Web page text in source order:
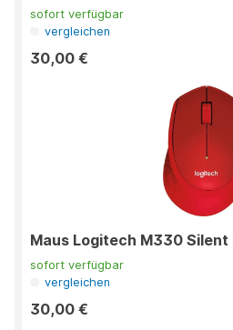
sofort verfügbar
vergleichen
30,00 €
Maus Logitech M330
sofort verfügbar
vergleichen
30,00 €